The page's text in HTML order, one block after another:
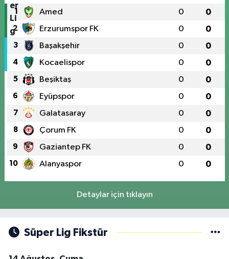
1 Amed 0 0
2 Erzurumspor FK 0 0
3 Başakşehir 0 0
4 Kocaelispor 0 0
5 Beşiktaş 0 0
6 Eyüpspor 0 0
7 Galatasaray 0 0
8 Çorum FK 0 0
9 Gaziantep FK 0 0
10 Alanyaspor 0 0
Detaylar için tıklayın
Süper Lig Fikstür